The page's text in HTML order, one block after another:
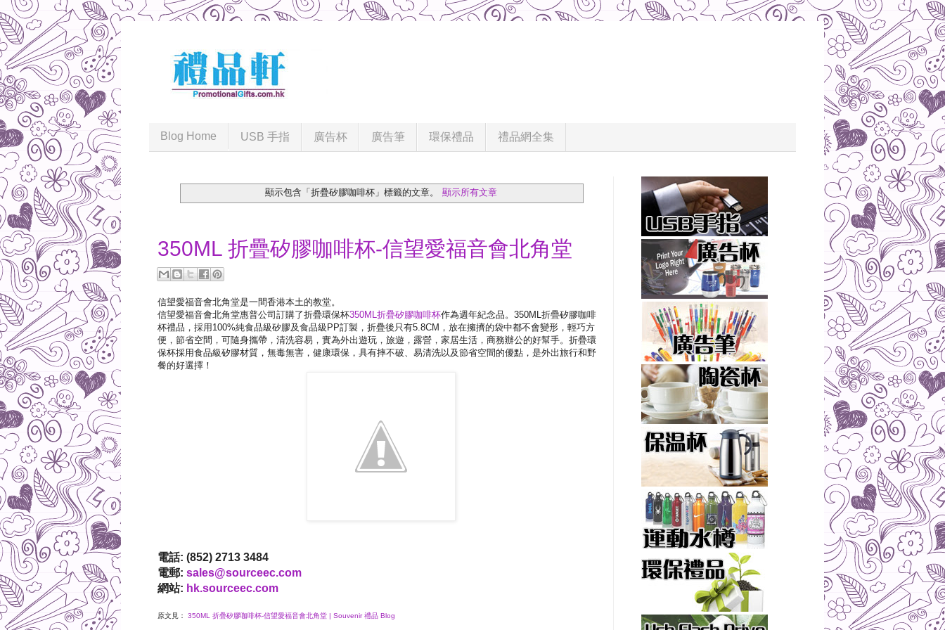
Blog Home USB 手指 廣告杯 廣告筆 環保禮品 禮品網全集
顯示包含「折疊矽膠咖啡杯」 標籤的文章。 顯示所有文章
350ML 折疊矽膠咖啡杯-信望愛福音會北角堂
信望愛福音會北角堂是一間香港本土的教堂。
信望愛福音會北角堂惠普公司訂購了折疊環保杯350ML折疊矽膠咖啡杯作為週年紀念品。350ML折疊矽膠咖啡
杯禮品，採用100%純食品級矽膠及食品級PP訂製，折疊後只有5.8CM，放在擁擠的袋中都不會變形，輕巧方
便，節省空間，可隨身攜帶，清洗容易，實為外出遊玩，旅遊，露營，家居生活，商務辦公的好幫手。折疊環
保杯採用食品級矽膠材質，無毒無害，健康環保，具有摔不破、易清洗以及節省空間的優點，是外出旅行和野
餐的好選擇！
電話: (852) 2713 3484
電郵: sales@sourceec.com
網站: hk.sourceec.com
原文見： 350ML 折疊矽膠咖啡杯-信望愛福音會北角堂 | Souvenir 禮品 Blog